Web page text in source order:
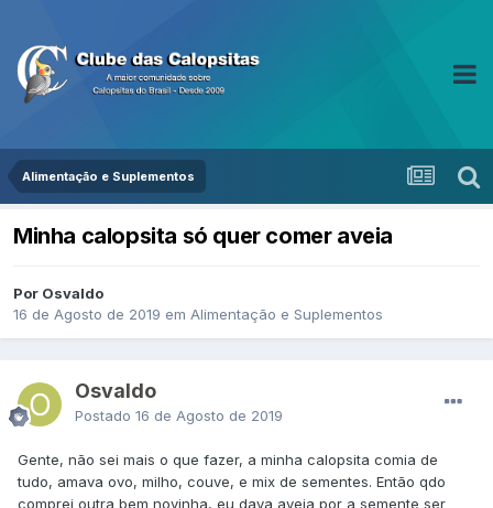
Alimentação e Suplementos
Minha calopsita só quer comer aveia
Por Osvaldo
16 de Agosto de 2019 em Alimentação e Suplementos
Osvaldo
Postado 16 de Agosto de 2019
Gente, não sei mais o que fazer, a minha calopsita comia de
tudo, amava ovo, milho, couve, e mix de sementes. Então qdo
comprei outra bem novinha, eu dava aveia por a semente ser